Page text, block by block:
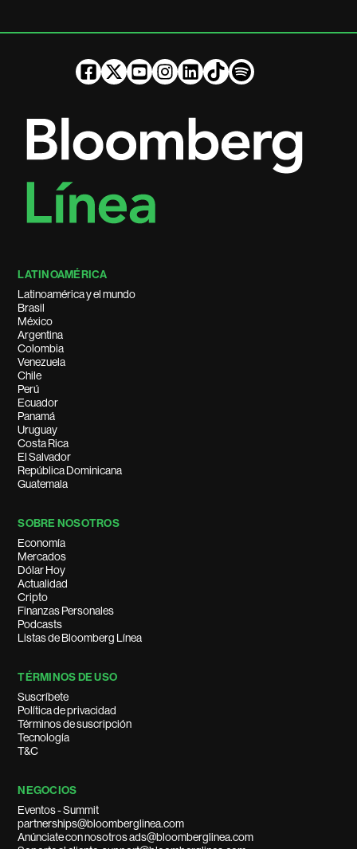
LATINOAMÉRICA
Latinoamérica y el mundo
Brasil
México
Argentina
Colombia
Venezuela
Chile
Perú
Ecuador
Panamá
Uruguay
Costa Rica
El Salvador
República Dominicana
Guatemala
SOBRE NOSOTROS
Economía
Mercados
Dólar Hoy
Actualidad
Cripto
Finanzas Personales
Podcasts
Listas de Bloomberg Línea
TÉRMINOS DE USO
Suscríbete
Política de privacidad
Términos de suscripción
Tecnología
T&C
NEGOCIOS
Eventos - Summit
partnerships@bloomberglinea.com
Anúnciate con nosotros ads@bloomberglinea.com